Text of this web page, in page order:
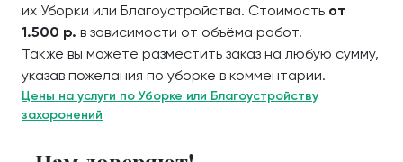
их Уборки или Благоустройства. Стоимость от
1.500 р. в зависимости от объёма работ.
Также вы можете разместить заказ на любую сумму,
указав пожелания по уборке в комментарии.
Цены на услуги по Уборке или Благоустройству
захоронений